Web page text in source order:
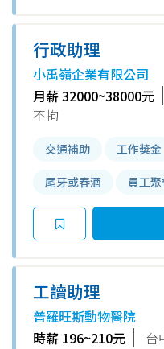
行政助理
小禹嶺企業有限公司
月薪 32000~38000元
不拘
交通補助 工作獎金
尾牙或春酒 員工
工讀助理
普羅旺斯動物醫院
時薪 196~210元
台